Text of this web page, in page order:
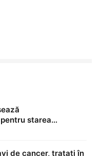
starea
de Urgență Brașov.
pe mine de ce
de cancer, tratați în